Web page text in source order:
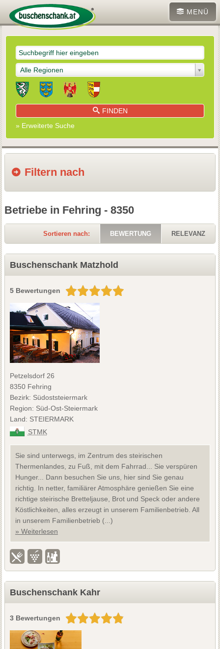
MENÜ
Alle Regionen
FINDEN
» Erweiterte Suche
Filtern nach
Betriebe in Fehring - 8350
Sortieren nach: BEWERTUNG RELEVANZ
Buschenschank Matzhold
5 Bewertungen
Petzelsdorf 26
8350 Fehring
Bezirk: Südoststeiermark
Region: Süd-Ost-Steiermark
Land: STEIERMARK
STMK
Sie sind unterwegs, im Zentrum des steirischen
Thermenlandes, zu Fuß, mit dem Fahrrad... Sie verspüren
Hunger... Dann besuchen Sie uns, hier sind Sie genau
richtig. In netter, familiärer Atmosphäre genießen Sie eine
richtige steirische Bretteljause, Brot und Speck oder andere
Köstlichkeiten, alles erzeugt in unserem Familienbetrieb. All
in unserem Familienbetrieb (...)
» Weiterlesen
Buschenschank Kahr
3 Bewertungen